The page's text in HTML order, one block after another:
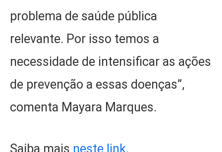
problema de saúde pública
relevante. Por isso temos a
necessidade de intensificar as ações
de prevenção a essas doenças”,
comenta Mayara Marques.
Saiba mais neste link.